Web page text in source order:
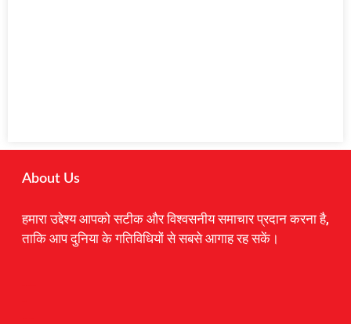
About Us
हमारा उद्देश्य आपको सटीक और विश्वसनीय समाचार प्रदान करना है,
ताकि आप दुनिया के गतिविधियों से सबसे आगाह रह सकें।